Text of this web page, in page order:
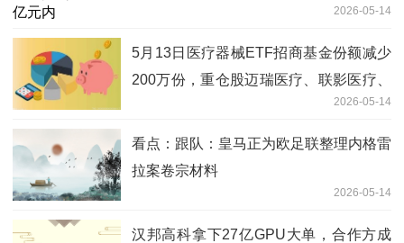
2026-05-14
5月13日医疗器械ETF招商基金份额减少
200万份，重仓股迈瑞医疗、联影医疗、
2026-05-14
看点：跟队：皇马正为欧足联整理内格雷
拉案卷宗材料
2026-05-14
汉邦高科拿下27亿GPU大单，合作方成